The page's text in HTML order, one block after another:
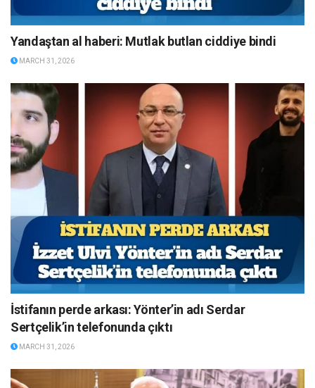
Yandaştan al haberi: Mutlak butlan ciddiye bindi
MARCH 31, 2026
İstifanın perde arkası: Yönter’in adı Serdar
Sertçelik’in telefonunda çıktı
MARCH 31, 2026